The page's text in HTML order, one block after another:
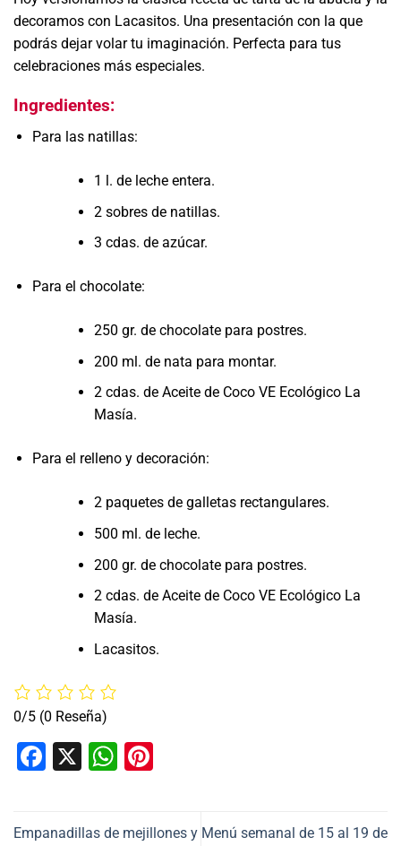
decoramos con Lacasitos. Una presentación con la que
podrás dejar volar tu imaginación. Perfecta para tus
celebraciones más especiales.
Ingredientes:
Para las natillas:
1 l. de leche entera.
2 sobres de natillas.
3 cdas. de azúcar.
Para el chocolate:
250 gr. de chocolate para postres.
200 ml. de nata para montar.
2 cdas. de Aceite de Coco VE Ecológico La
Masía.
Para el relleno y decoración:
2 paquetes de galletas rectangulares.
500 ml. de leche.
200 gr. de chocolate para postres.
2 cdas. de Aceite de Coco VE Ecológico La
Masía.
Lacasitos.
0/5 (0 Reseña)
Facebook
X WhatsApp
Empanadillas de mejillones y Menú semanal de 15 al 19 de